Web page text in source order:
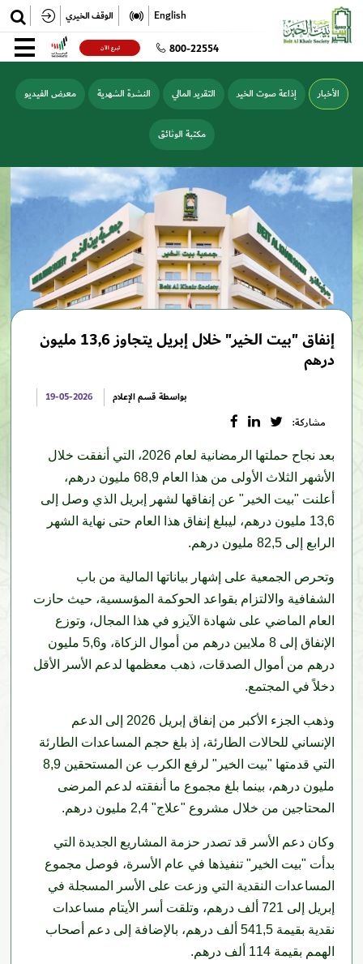
✕ English الوقف الخيري
تسجيل الدخول تسجيل 800-22554 تبرع الآن
الأخبار إذاعة صوت الخير التقرير المالي النشرة الشهرية معرض الفيديو
مكتبة الوثائق
إنفاق "بيت الخير" خلال إبريل يتجاوز 13,6 مليون
درهم
بواسطة قسم الإعلام
19-05-2026
مشاركة:
بعد نجاح حملتها الرمضانية لعام 2026، التي أنفقت خلال
الأشهر الثلاث الأولى من هذا العام 68,9 مليون درهم،
أعلنت "بيت الخير" عن إنفاقها لشهر إبريل الذي وصل إلى
13,6 مليون درهم، ليبلغ إنفاق هذا العام حتى نهاية الشهر
الرابع إلى 82,5 مليون درهم.
وتحرص الجمعية على إشهار بياناتها المالية من باب
الشفافية والالتزام بقواعد الحوكمة المؤسسية، حيث حازت
العام الماضي على شهادة الآيزو في هذا المجال، وتوزع
الإنفاق إلى 8 ملايين درهم من أموال الزكاة، و5,6 مليون
درهم من أموال الصدقات، ذهب معظمها لدعم الأسر الأقل
دخلاً في المجتمع.
وذهب الجزء الأكبر من إنفاق إبريل 2026 إلى الدعم
الإنساني للحالات الطارئة، إذ بلغ حجم المساعدات الطارئة
التي قدمتها "بيت الخير" لرفع الكرب عن المستحقين 8,9
مليون درهم، بينما بلغ مجموع ما أنفقته لدعم المرضى
المحتاجين من خلال مشروع "علاج" 2,4 مليون درهم.
وكان دعم الأسر قد تصدر حزمة المشاريع الجديدة التي
بدأت "بيت الخير" تنفيذها في عام الأسرة، فوصل مجموع
المساعدات النقدية التي وزعت على الأسر المسجلة في
إبريل إلى 721 ألف درهم، وتلقت أسر الأيتام مساعدات
نقدية بقيمة 541,5 ألف درهم، بالإضافة إلى دعم أصحاب
الهمم بقيمة 114 ألف درهم.